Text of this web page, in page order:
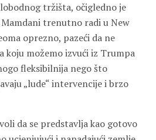
tržišta, očigledno je
trenutno radi u New
oprezno, pazeći da ne
koju možemo izvući iz Trumpa
fleksibilnija nego što
„lude“ intervencije i brzo
da se predstavlja kao gotovo